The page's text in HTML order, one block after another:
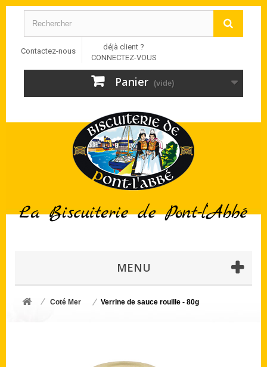
Contactez-nous
déjà client ?
CONNECTEZ-VOUS
Panier (vide)
MENU
Coté Mer Verrine de sauce rouille - 80g